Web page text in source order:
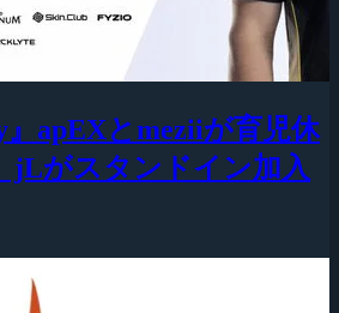
』apEXとmeziiが育児休
jLがスタンドイン加入